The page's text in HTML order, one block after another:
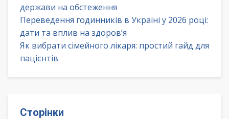
держави на обстеження
Переведення годинників в Україні у 2026 році:
дати та вплив на здоров’я
Як вибрати сімейного лікаря: простий гайд для
пацієнтів
Сторінки